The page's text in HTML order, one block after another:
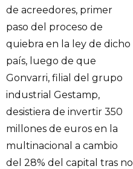
de acreedores, primer
paso del proceso de
quiebra en la ley de dicho
país, luego de que
Gonvarri, filial del grupo
industrial Gestamp,
desistiera de invertir 350
millones de euros en la
multinacional a cambio
del 28% del capital tras no